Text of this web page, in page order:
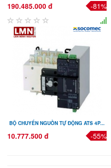
190.485.000 đ -81%
BỘ CHUYỂN NGUỒN TỰ ĐỘNG ATS 4P...
10.777.500 đ -55%